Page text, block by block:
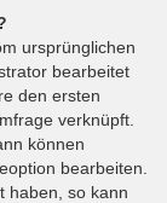
ursprünglichen
bearbeitet
den ersten
verknüpft.
können
bearbeiten.
haben, so kann